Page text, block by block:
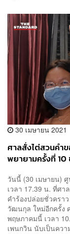
30 เมษายน 2021
ศาลสั่งไต่สวนคำ
พยายามครั้งที่ 10
วันนี้ (30 เมษายน)
เวลา 17.39 น. ที่ศ
คำร้องปล่อยชั่วครา
วัฒนกุล ใหม่อีกครั้ง
พฤษภาคมนี้ เวลา
เพนกวิน นับเป็นควา